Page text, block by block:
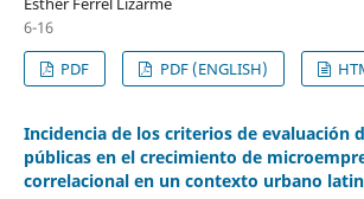
6-16
PDF
PDF (ENGLISH)
Incidencia de los criterios de evaluación
públicas en el crecimiento de
correlacional en un contexto urbano